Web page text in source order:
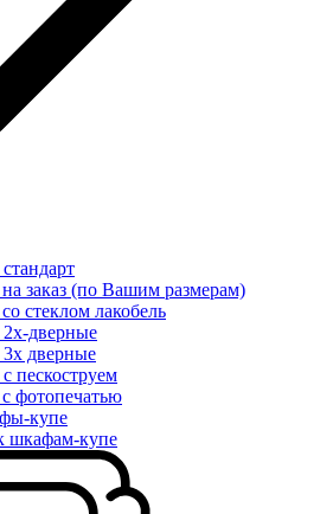
заказ (по Вашим размерам)
стеклом лакобель
дверные
дверные
пескоструем
фотопечатью
купе
шкафам-купе